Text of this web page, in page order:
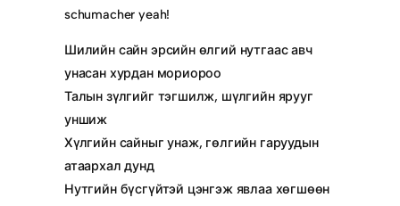
schumacher yeah!
Шилийн сайн эрсийн өлгий нутгаас авч
унасан хурдан мориороо
Талын зүлгийг тэгшилж, шүлгийн ярууг
уншиж
Хүлгийн сайныг унаж, гөлгийн гаруудын
атаархал дунд
Нутгийн бүсгүйтэй цэнгэж явлаа хөгшөөн